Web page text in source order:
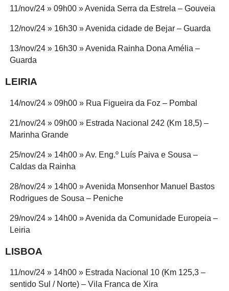
11/nov/24 » 09h00 » Avenida Serra da Estrela – Gouveia
12/nov/24 » 16h30 » Avenida cidade de Bejar – Guarda
13/nov/24 » 16h30 » Avenida Rainha Dona Amélia –
Guarda
LEIRIA
14/nov/24 » 09h00 » Rua Figueira da Foz – Pombal
21/nov/24 » 09h00 » Estrada Nacional 242 (Km 18,5) –
Marinha Grande
25/nov/24 » 14h00 » Av. Eng.º Luís Paiva e Sousa –
Caldas da Rainha
28/nov/24 » 14h00 » Avenida Monsenhor Manuel Bastos
Rodrigues de Sousa – Peniche
29/nov/24 » 14h00 » Avenida da Comunidade Europeia –
Leiria
LISBOA
11/nov/24 » 14h00 » Estrada Nacional 10 (Km 125,3 –
sentido Sul / Norte) – Vila Franca de Xira